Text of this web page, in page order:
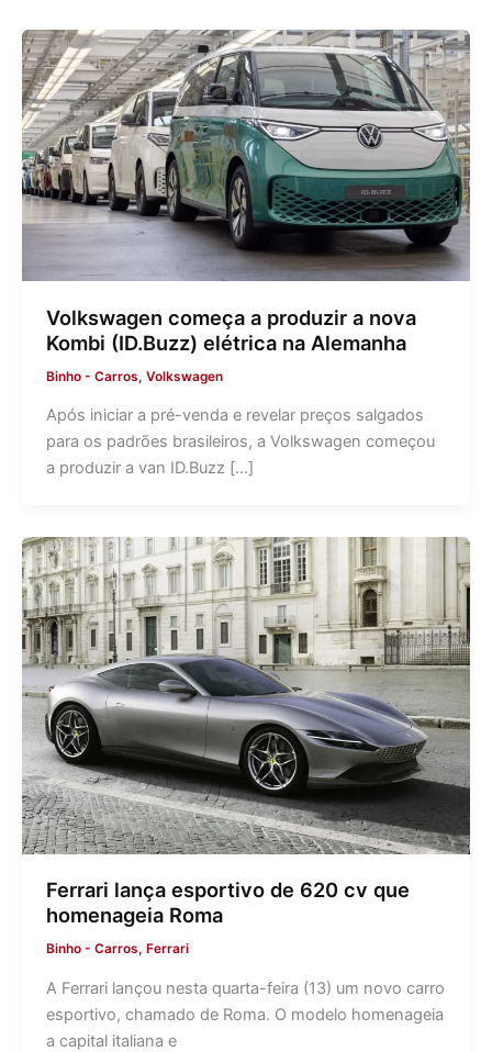
Volkswagen começa a produzir a nova
Kombi (ID.Buzz) elétrica na Alemanha
Binho - Carros, Volkswagen
Após iniciar a pré-venda e revelar preços salgados
para os padrões brasileiros, a Volkswagen começou
a produzir a van ID.Buzz […]
Ferrari lança esportivo de 620 cv que
homenageia Roma
Binho - Carros, Ferrari
A Ferrari lançou nesta quarta-feira (13) um novo carro
esportivo, chamado de Roma. O modelo homenageia
a capital italiana e